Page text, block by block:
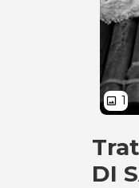
image 1
DI